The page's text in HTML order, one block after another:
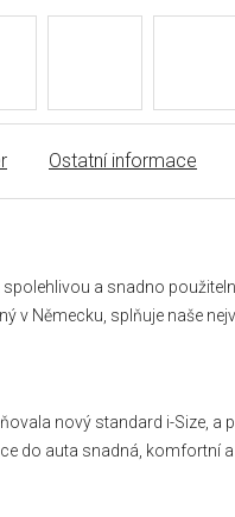
Ostatní informace
spolehlivou a snadno
v Německu, splňuje naše
nový standard i-Size, a
do auta snadná, komfortní a